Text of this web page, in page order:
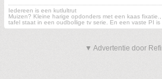
Iedereen is een kutlultrut
Muizen? Kleine harige opdonders met een kaas
tafel staat in een oudbollige tv serie. En een vaste PI is
▼ Advertentie door